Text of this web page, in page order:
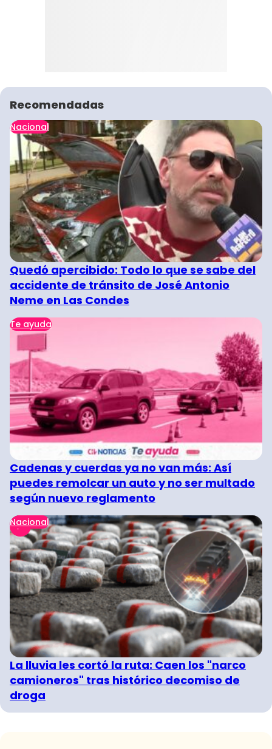
Recomendadas
Nacional
Quedó apercibido: Todo lo que se sabe del
accidente de tránsito de José Antonio
Neme en Las Condes
Te ayuda
Cadenas y cuerdas ya no van más: Así
puedes remolcar un auto y no ser multado
según nuevo reglamento
Nacional
La lluvia les cortó la ruta: Caen los "narco
camioneros" tras histórico decomiso de
droga